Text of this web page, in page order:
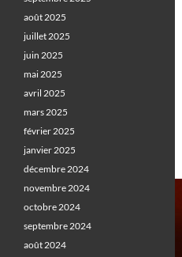
août 2025
juillet 2025
juin 2025
mai 2025
avril 2025
mars 2025
février 2025
janvier 2025
décembre 2024
novembre 2024
octobre 2024
septembre 2024
août 2024